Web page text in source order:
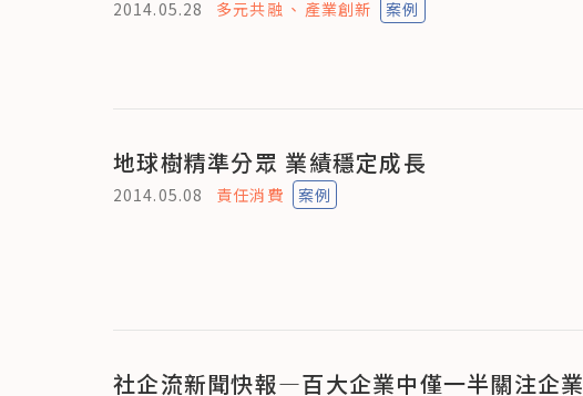
2014.05.28 多元共融 產業創新 案例
地球樹精準分眾 業績穩定成長
2014.05.08 責任消費 案例
社企流新聞快報—百大企業中僅一半關注企業